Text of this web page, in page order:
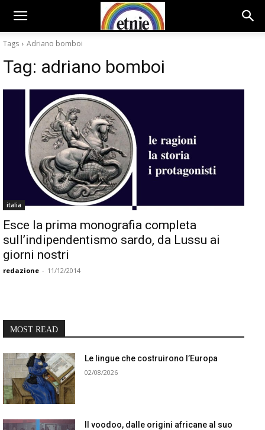
Tags Adriano bomboi
Tag: adriano bomboi
italia
Esce la prima monografia completa
sull’indipendentismo sardo, da Lussu ai
giorni nostri
redazione - 11/12/2014
MOST READ
Le lingue che costruirono l’Europa
02/08/2026
Il voodoo, dalle origini africane al suo